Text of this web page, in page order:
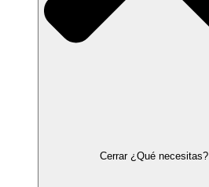
Cerrar ¿Qué necesitas?